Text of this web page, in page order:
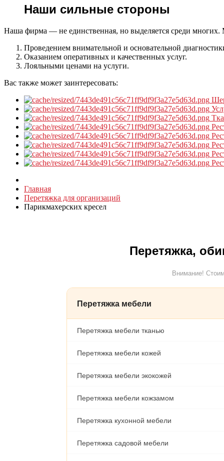
Наши сильные стороны
Наша фирма — не единственная, но выделяется среди
Проведением внимательной и основательной
Оказанием оперативных и качественных услуг.
Лояльными ценами на услуги.
Вас также может заинтересовать:
Главная
Перетяжка для организаций
Парикмахерских кресел
Перетяжка,
Внимание!
Перетяжка мебели
Перетяжка мебели тканью
Перетяжка мебели кожей
Перетяжка мебели экокожей
Перетяжка мебели кожзамом
Перетяжка кухонной мебели
Перетяжка садовой мебели